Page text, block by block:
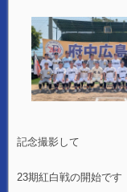
記念撮影して
23期紅白戦の開始です